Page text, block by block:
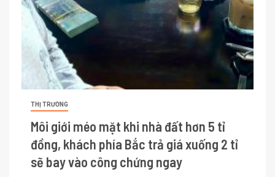
THỊ TRƯỜNG
Môi giới méo mặt khi nhà đất hơn 5 tỉ
đồng, khách phía Bắc trả giá xuống 2 tỉ
sẽ bay vào công chứng ngay